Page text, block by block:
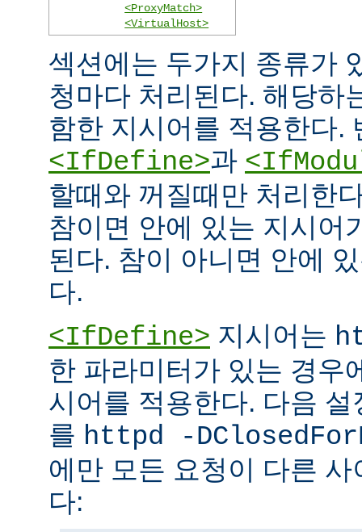
<ProxyMatch>
<VirtualHost>
섹션에는 두가지 종류가
청마다 처리된다. 해당하
함한 지시어를 적용한다.
<IfDefine>과
할때와 꺼질때만 처리한
참이면 안에 있는 지시어
된다. 참이 아니면 안에
다.
<IfDefine> 지시어는
한 파라미터가 있는 경우
시어를 적용한다. 다음
를 httpd -
에만 모든 요청이 다른
다: